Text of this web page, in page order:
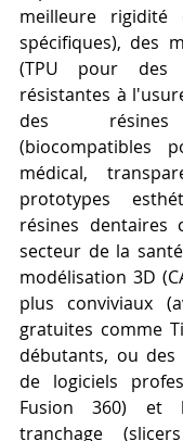
meilleure
spécifiques), des
(TPU pour des
résistantes à
des résines
(biocompatibles
médical,
prototypes
résines dentaires
secteur de la
modélisation 3D
plus conviviaux
gratuites comme
débutants, ou des
de logiciels
Fusion 360) et
tranchage